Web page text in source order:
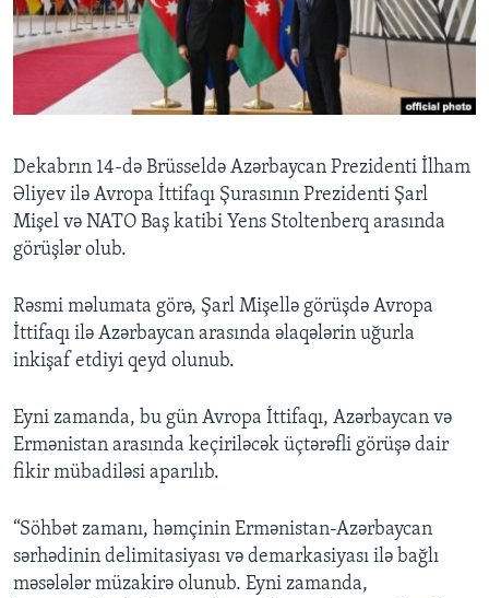
BIZI IZLƏYIN
Dillər
Dekabrın 14-də Brüsseldə Azərbaycan Prezidenti İlham
Əliyev ilə Avropa İttifaqı Şurasının Prezidenti Şarl
Mişel və NATO Baş katibi Yens Stoltenberq arasında
görüşlər olub.
Rəsmi məlumata görə, Şarl Mişellə görüşdə Avropa
İttifaqı ilə Azərbaycan arasında əlaqələrin uğurla
inkişaf etdiyi qeyd olunub.
Eyni zamanda, bu gün Avropa İttifaqı, Azərbaycan və
Ermənistan arasında keçiriləcək üçtərəfli görüşə dair
fikir mübadiləsi aparılıb.
“Söhbət zamanı, həmçinin Ermənistan-Azərbaycan
sərhədinin delimitasiyası və demarkasiyası ilə bağlı
məsələlər müzakirə olunub. Eyni zamanda,